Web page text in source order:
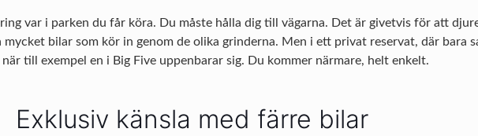
var i parken du får köra. Du måste hålla dig till vägarna. Det är givetvis för att
bilar som kör in genom de olika grinderna. Men i ett privat reservat, där bara
till exempel en i Big Five uppenbarar sig. Du kommer närmare, helt enkelt.
Exklusiv känsla med färre bilar